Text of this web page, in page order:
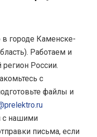
городе Каменске-
Работаем и
России.
с
файлы и
с нашими
письма, если